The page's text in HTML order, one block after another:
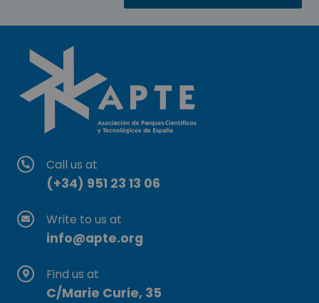
Call us at
(+34) 951 23 13 06
Write to us at
info@apte.org
Find us at
C/Marie Curie, 35